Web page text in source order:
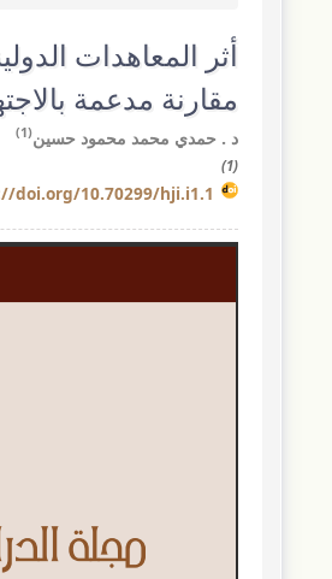
أثر المعاهدات
مقارنة مدعمة
د . حمدي محمد محمود حسين(1)
(1)
doi.org/10.70299/hji.i1.1
مقالة